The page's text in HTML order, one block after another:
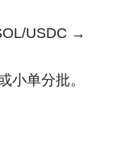
USDC →
小单分批。